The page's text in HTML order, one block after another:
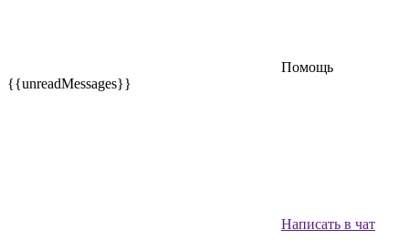
Помощь
{{unreadMessages}}
Написать в чат